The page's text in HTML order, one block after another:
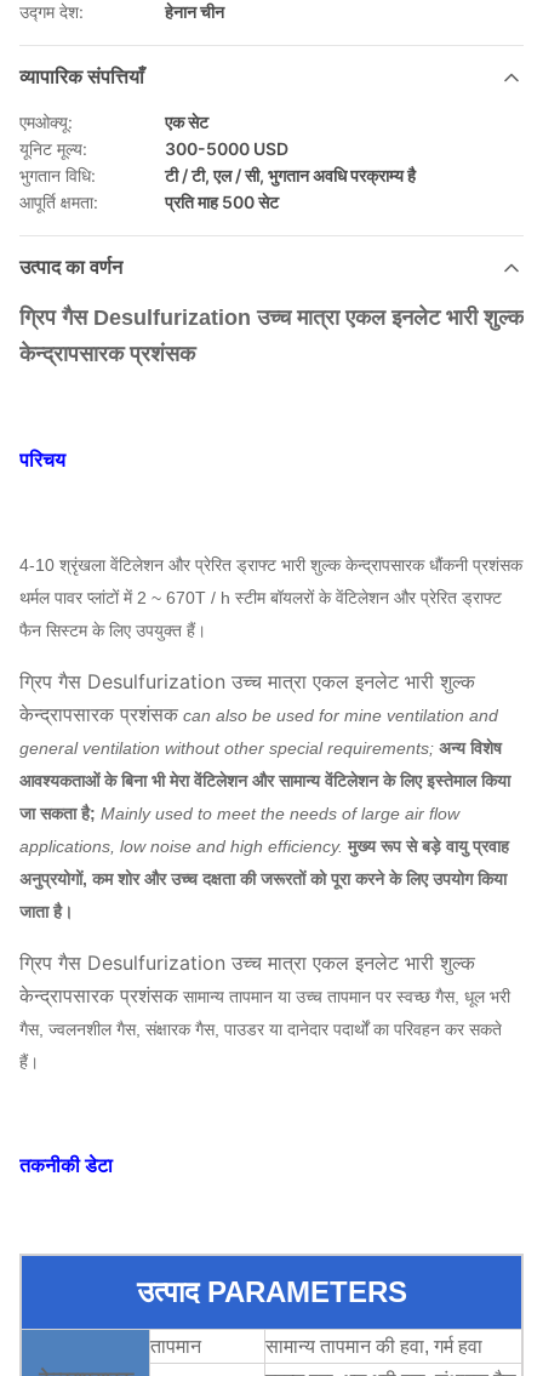
उद्गम देश:
हेनान चीन
व्यापारिक संपत्तियाँ
एमओक्यू:
एक सेट
यूनिट मूल्य:
300-5000 USD
भुगतान विधि:
टी / टी, एल / सी, भुगतान अवधि परक्राम्य है
आपूर्ति क्षमता:
प्रति माह 500 सेट
उत्पाद का वर्णन
ग्रिप गैस Desulfurization उच्च मात्रा एकल इनलेट भारी शुल्क
केन्द्रापसारक प्रशंसक
परिचय
4-10 श्रृंखला वेंटिलेशन और प्रेरित ड्राफ्ट भारी शुल्क केन्द्रापसारक धौंकनी प्रशंसक
थर्मल पावर प्लांटों में 2 ~ 670T / h स्टीम बॉयलरों के वेंटिलेशन और प्रेरित ड्राफ्ट
फैन सिस्टम के लिए उपयुक्त हैं।
ग्रिप गैस Desulfurization उच्च मात्रा एकल इनलेट भारी शुल्क
केन्द्रापसारक प्रशंसक can also be used for mine ventilation and
general ventilation without other special requirements; अन्य विशेष
आवश्यकताओं के बिना भी मेरा वेंटिलेशन और सामान्य वेंटिलेशन के लिए इस्तेमाल किया
जा सकता है; Mainly used to meet the needs of large air flow
applications, low noise and high efficiency. मुख्य रूप से बड़े वायु प्रवाह
अनुप्रयोगों, कम शोर और उच्च दक्षता की जरूरतों को पूरा करने के लिए उपयोग किया
जाता है।
ग्रिप गैस Desulfurization उच्च मात्रा एकल इनलेट भारी शुल्क
केन्द्रापसारक प्रशंसक सामान्य तापमान या उच्च तापमान पर स्वच्छ गैस, धूल भरी
गैस, ज्वलनशील गैस, संक्षारक गैस, पाउडर या दानेदार पदार्थों का परिवहन कर सकते
हैं।
तकनीकी डेटा
उत्पाद PARAMETERS
तापमान
सामान्य तापमान की हवा, गर्म हवा